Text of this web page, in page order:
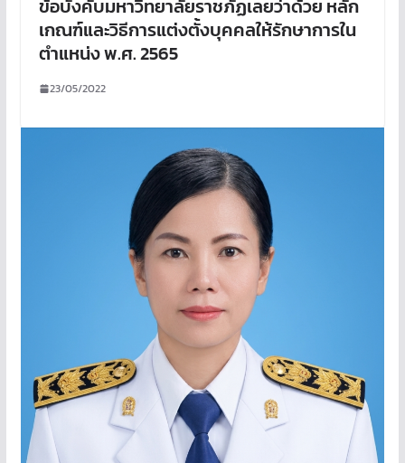
ข้อบังคับมหาวิทยาลัยราชภัฏเลยว่าด้วย หลัก
เกณฑ์และวิธีการแต่งตั้งบุคคลให้รักษาการใน
ตำแหน่ง พ.ศ. 2565
23/05/2022